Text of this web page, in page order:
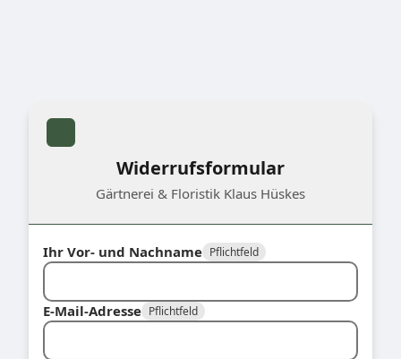
Widerrufsformular
Gärtnerei & Floristik Klaus Hüskes
Ihr Vor- und Nachname Pflichtfeld
E-Mail-Adresse Pflichtfeld